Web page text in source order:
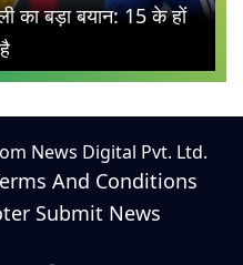
का बड़ा बयान: 15 के हों
News Digital Pvt. Ltd.
And Conditions
Submit News